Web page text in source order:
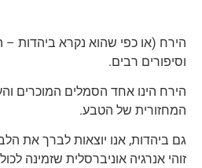
הירח (או כפי שהוא נקרא ביהדות –
וסיפורים רבים.
הירח הינו אחד הסמלים המוכרים
המחזורית של הטבע.
גם ביהדות, אנו יוצאות לברך את
זוהי אנרגיה אוניברסלית שזמינה